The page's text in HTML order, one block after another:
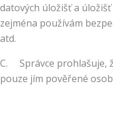
datových úložišť a
zejména používám
atd.
C. Správce prohlašuje,
pouze jím pověřené